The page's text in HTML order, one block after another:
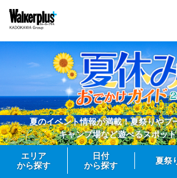
夏のイベント情報が満載！夏祭りやプ
キャンプ場など遊べるスポッ
エリア
から探す
日付
から探す
夏祭